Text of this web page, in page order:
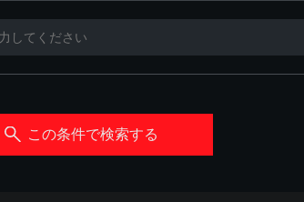
この条件で検索する